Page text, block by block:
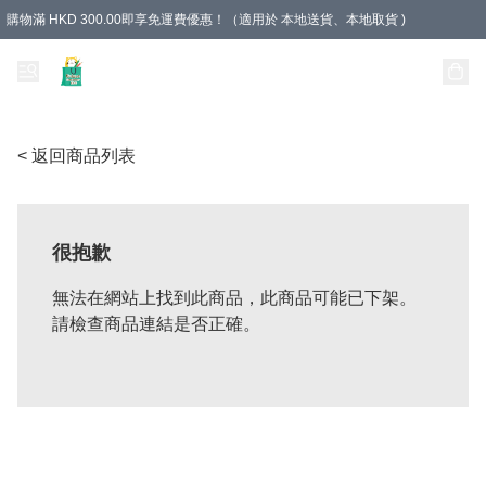
購物滿 HKD 300.00即享免運費優惠！（適用於 本地送貨、本地取貨 )
< 返回商品列表
很抱歉
無法在網站上找到此商品，此商品可能已下架。
請檢查商品連結是否正確。